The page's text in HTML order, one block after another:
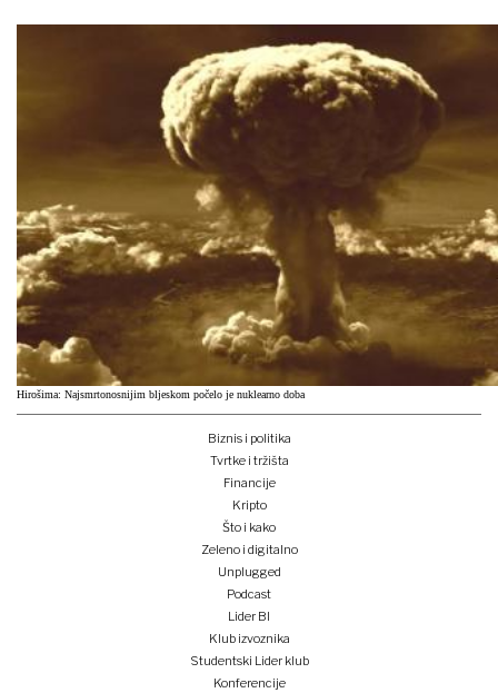
Hirošima: Najsmrtonosnijim bljeskom počelo je nuklearno doba
Biznis i politika
Tvrtke i tržišta
Financije
Kripto
Što i kako
Zeleno i digitalno
Unplugged
Podcast
Lider BI
Klub izvoznika
Studentski Lider klub
Konferencije